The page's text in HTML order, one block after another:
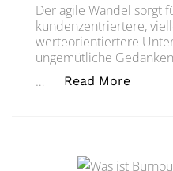
Der agile Wandel sorgt
kundenzentriertere,
werteorientiertere
ungemütliche
…
Read More„Der